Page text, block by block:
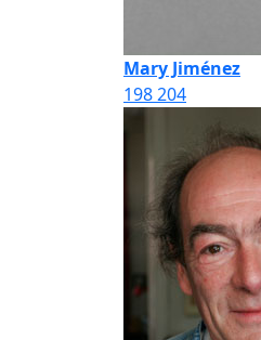
Mary Jiménez
198204